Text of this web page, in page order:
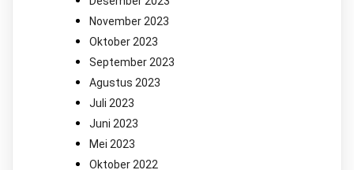
November 2023
Oktober 2023
September 2023
Agustus 2023
Juli 2023
Juni 2023
Mei 2023
Oktober 2022